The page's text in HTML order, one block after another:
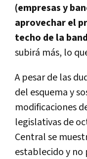
(empresas y
aprovechar el
techo de la
subirá más, lo
A pesar de las
del esquema y
modificaciones
legislativas de
Central se
establecido y